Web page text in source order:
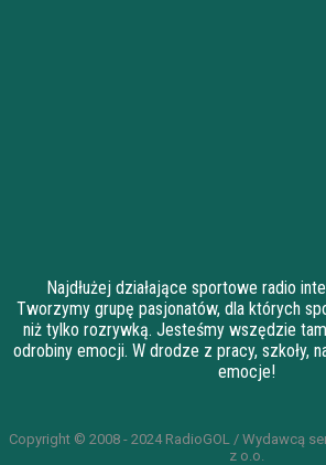
Najdłużej działające sportowe radio
Tworzymy grupę pasjonatów, dla których
niż tylko rozrywką. Jesteśmy wszędzie
odrobiny emocji. W drodze z pracy, szkoły,
emocje!
Copyright © 2008 - 2024 RadioGOL / Wydawcą
z o.o.